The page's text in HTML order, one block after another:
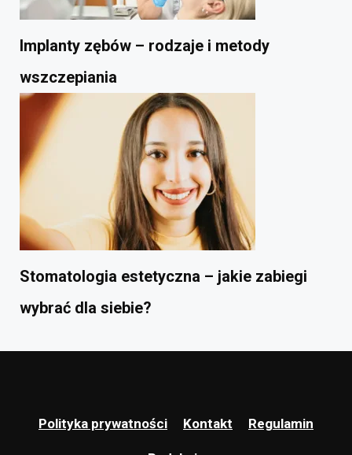
Implanty zębów – rodzaje i metody
wszczepiania
Stomatologia estetyczna – jakie zabiegi
wybrać dla siebie?
Polityka prywatności Kontakt Regulamin